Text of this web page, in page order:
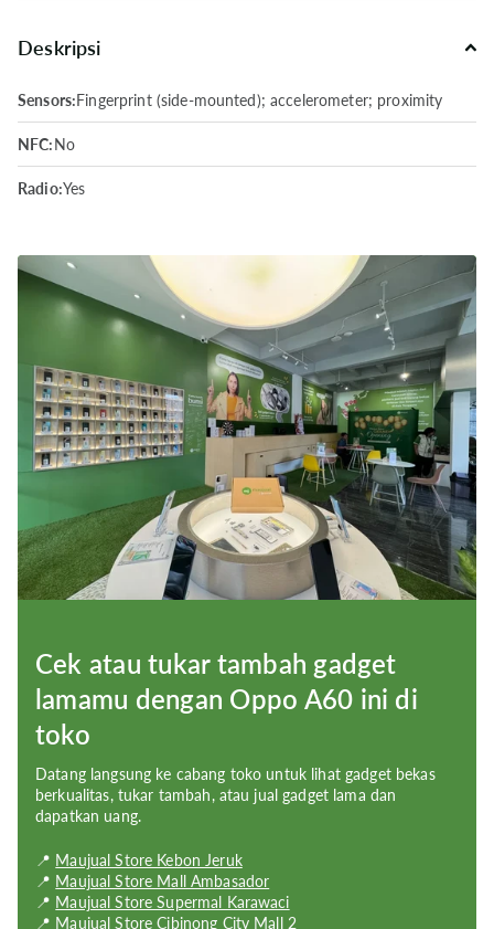
Deskripsi
Sensors:Fingerprint (side-mounted); accelerometer; proximity
NFC:No
Radio:Yes
Charging: 33W wired; 50% in 30 min
Battery Type:Li-Po 5000 mAh; non-removable
Speaker:
Video:1080p@30fps
Main Camera:50 MP (wide) + 2 MP (depth)
Selfie Camera Definition:8 MP; f/2.0 (wide)
Bluetooth:Bluetooth 5.2
Wi-Fi: Wi-Fi 802.11 a/b/g/n/ac
Chip Options:Qualcomm Snapdragon 695 5G (6 nm)
6GB;8GB RAM
Resolution:1080 x 2400 pixels (~395 ppi density)
Display Size: 6.67 inches
Display Type:IPS LCD; 90Hz
Cek atau tukar tambah gadget
lamamu dengan Oppo A60 ini di
toko
Datang langsung ke cabang toko untuk lihat gadget bekas
berkualitas, tukar tambah, atau jual gadget lama dan
dapatkan uang.
📍 Maujual Store Kebon Jeruk
📍 Maujual Store Mall Ambasador
📍 Maujual Store Supermal Karawaci
📍 Maujual Store Cibinong City Mall 2